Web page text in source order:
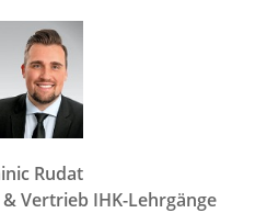
Rudat
Vertrieb IHK-Lehrgänge